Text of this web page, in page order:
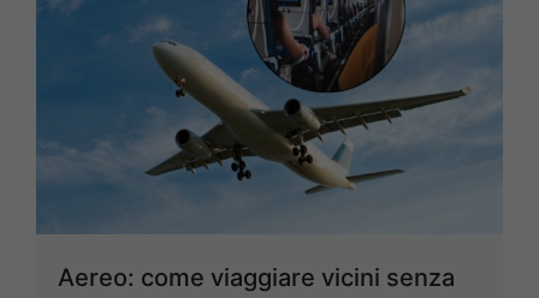
Aereo: come viaggiare vicini senza